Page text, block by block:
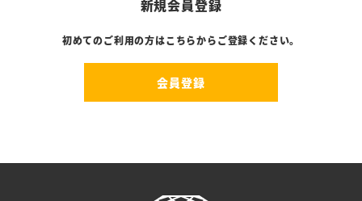
新規会員登録
初めてのご利用の方はこちらからご登録ください。
会員登録